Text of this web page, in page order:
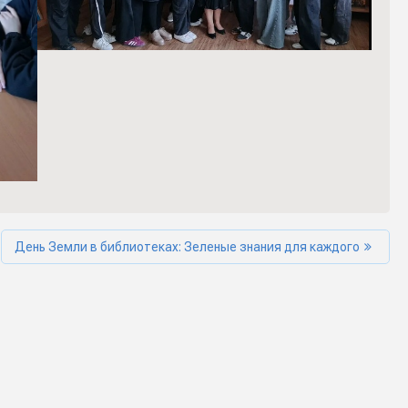
День Земли в библиотеках: Зеленые знания для каждого